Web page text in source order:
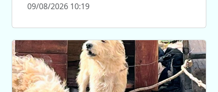
09/08/2026 10:19